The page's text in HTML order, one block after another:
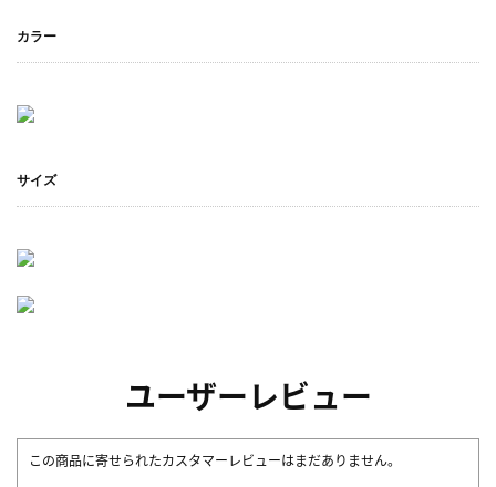
カラー
サイズ
ユーザーレビュー
この商品に寄せられたカスタマーレビューはまだありません。